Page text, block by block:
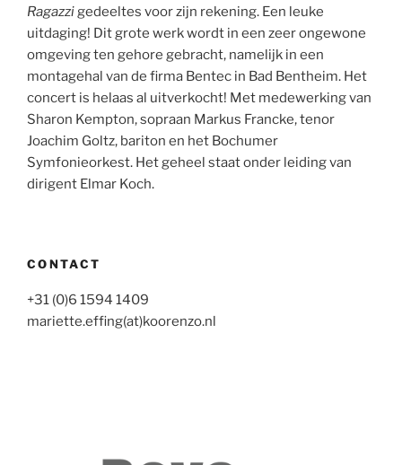
Ragazzigedeeltes voor zijn rekening. Een leuke
uitdaging! Dit grote werk wordt in een zeer ongewone
omgeving ten gehore gebracht, namelijk in een
montagehal van de firma Bentec in Bad Bentheim. Het
concert is helaas al uitverkocht! Met medewerking van
Sharon Kempton, sopraan Markus Francke, tenor
Joachim Goltz, bariton en het Bochumer
Symfonieorkest. Het geheel staat onder leiding van
dirigent Elmar Koch.
CONTACT
+31 (0)6 1594 1409
mariette.effing(at)koorenzo.nl